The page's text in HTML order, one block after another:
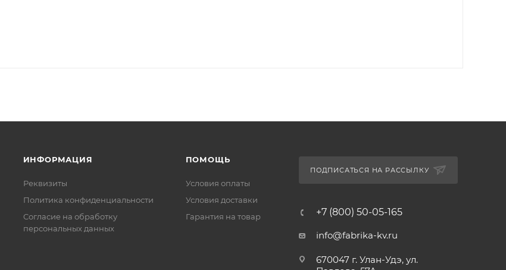
ИНФОРМАЦИЯ
Реквизиты
Политика конфиденциальности
Cогласие на обработку
персональных данных
ПОМОЩЬ
Условия оплаты
Условия доставки
Гарантия на товар
ПОДПИСАТЬСЯ НА РАССЫЛКУ
+7 (800) 50-05-165
info@fabrika-kv.ru
670047 г. Улан-Удэ, ул.